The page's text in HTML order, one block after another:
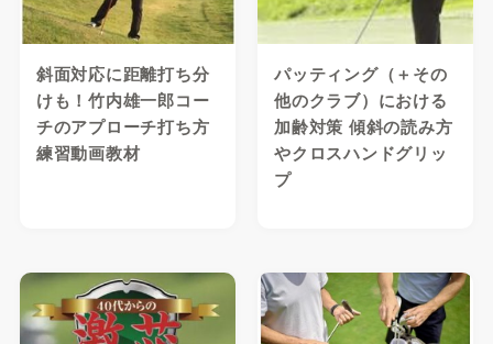
斜面対応に距離打ち分
けも！竹内雄一郎コー
チのアプローチ打ち方
練習動画教材
パッティング（＋その
他のクラブ）における
加齢対策 傾斜の読み方
やクロスハンドグリッ
プ